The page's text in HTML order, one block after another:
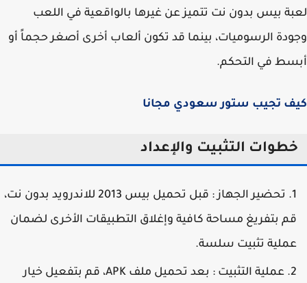
بيس بدون نت تتميز عن غيرها بالواقعية في اللعب
الرسوميات، بينما قد تكون ألعاب أخرى أصغر حجماً أو
في التحكم.
تجيب ستور سعودي مجانا
التثبيت والإعداد
تحضير الجهاز : قبل تحميل بيس 2013 للاندرويد بدون نت،
بتفريغ مساحة كافية وإغلاق التطبيقات الأخرى لضمان
تثبيت سلسة.
عملية التثبيت : بعد تحميل ملف APK، قم بتفعيل خيار